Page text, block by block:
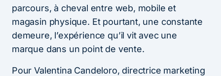
parcours, à cheval entre web, mobile et
magasin physique. Et pourtant, une constante
demeure, l’expérience qu’il vit avec une
marque dans un point de vente.
Pour Valentina Candeloro, directrice marketing